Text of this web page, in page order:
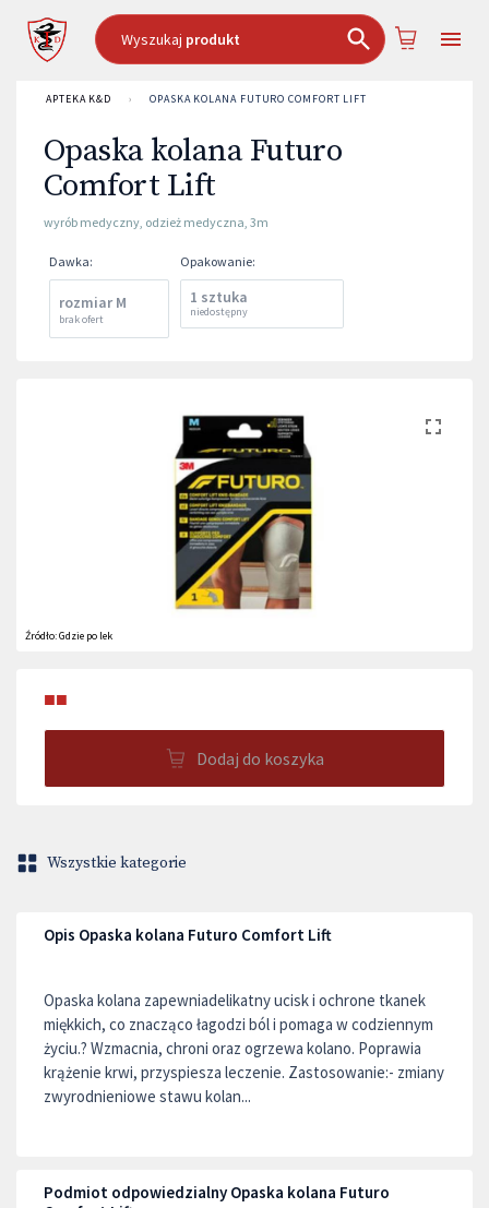
Wyszukaj produkt
APTEKA K&D › OPASKA KOLANA FUTURO COMFORT LIFT
Opaska kolana Futuro
Comfort Lift
wyrób medyczny, odzież medyczna, 3m
Dawka:
rozmiar M
brak ofert
Opakowanie:
1 sztuka
niedostępny
Źródło:Gdzie po lek
■■
Dodaj do koszyka
Wszystkie kategorie
Opis Opaska kolana Futuro Comfort Lift
Opaska kolana zapewniadelikatny ucisk i ochrone tkanek
miękkich, co znacząco łagodzi ból i pomaga w codziennym
życiu.? Wzmacnia, chroni oraz ogrzewa kolano. Poprawia
krążenie krwi, przyspiesza leczenie. Zastosowanie:- zmiany
zwyrodnieniowe stawu kolan...
Podmiot odpowiedzialny Opaska kolana Futuro